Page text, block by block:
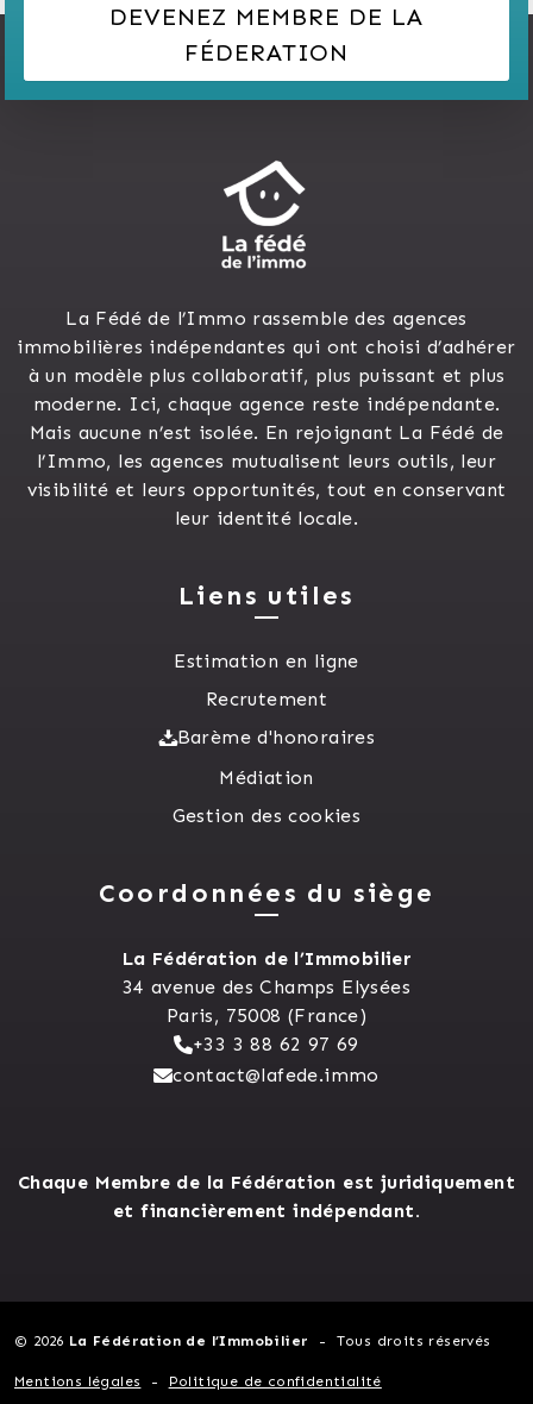
DEVENEZ MEMBRE DE LA
FÉDERATION
La Fédé de l’Immo rassemble des agences
immobilières indépendantes qui ont choisi d’adhérer
à un modèle plus collaboratif, plus puissant et plus
moderne. Ici, chaque agence reste indépendante.
Mais aucune n’est isolée. En rejoignant La Fédé de
l’Immo, les agences mutualisent leurs outils, leur
visibilité et leurs opportunités, tout en conservant
leur identité locale.
Liens utiles
Estimation en ligne
Recrutement
Barème d'honoraires
Médiation
Gestion des cookies
Coordonnées du siège
La Fédération de l’Immobilier
34 avenue des Champs Elysées
Paris, 75008 (France)
+33 3 88 62 97 69
contact@lafede.immo
Chaque Membre de la Fédération est juridiquement
et financièrement indépendant.
© 2026 La Fédération de l’Immobilier Tous droits réservés
Mentions légales Politique de confidentialité